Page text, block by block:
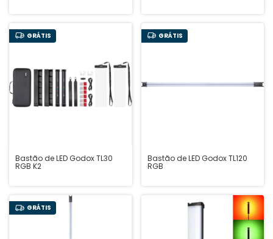
GRÁTIS
Bastão de LED Godox TL30
RGB K2
GRÁTIS
Bastão de LED Godox TL120
RGB
GRÁTIS